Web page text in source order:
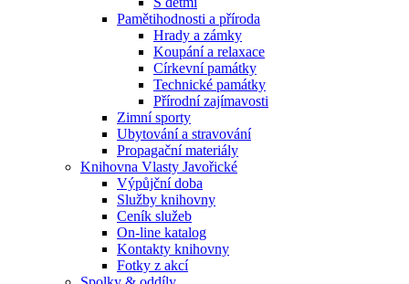
Pamětihodnosti a příroda
Hrady a zámky
Koupání a relaxace
Církevní památky
Technické památky
Přírodní zajímavosti
Zimní sporty
Ubytování a stravování
Propagační materiály
Knihovna Vlasty Javořické
Výpůjční doba
Služby knihovny
Ceník služeb
On-line katalog
Kontakty knihovny
Fotky z akcí